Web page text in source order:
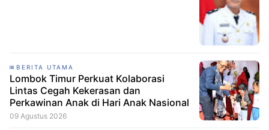
BERITA UTAMA
Lombok Timur Perkuat Kolaborasi
Lintas Cegah Kekerasan dan
Perkawinan Anak di Hari Anak Nasional
09 Agustus 2026